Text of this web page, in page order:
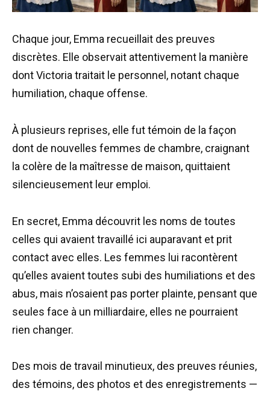
Chaque jour, Emma recueillait des preuves
discrètes. Elle observait attentivement la manière
dont Victoria traitait le personnel, notant chaque
humiliation, chaque offense.
À plusieurs reprises, elle fut témoin de la façon
dont de nouvelles femmes de chambre, craignant
la colère de la maîtresse de maison, quittaient
silencieusement leur emploi.
En secret, Emma découvrit les noms de toutes
celles qui avaient travaillé ici auparavant et prit
contact avec elles. Les femmes lui racontèrent
qu’elles avaient toutes subi des humiliations et des
abus, mais n’osaient pas porter plainte, pensant que
seules face à un milliardaire, elles ne pourraient
rien changer.
Des mois de travail minutieux, des preuves réunies,
des témoins, des photos et des enregistrements —